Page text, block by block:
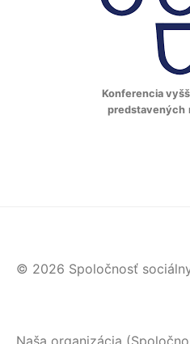
Konferencia
predstavených
© 2026 Spoločnosť